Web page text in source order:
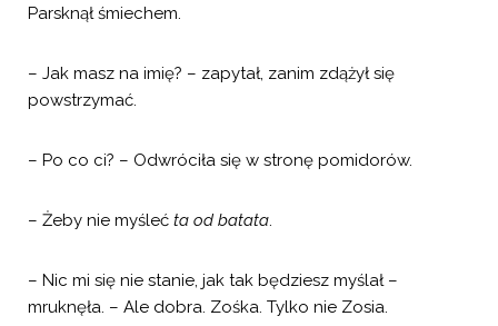
Parsknął śmiechem.
– Jak masz na imię? – zapytał, zanim zdążył się
powstrzymać.
– Po co ci? – Odwróciła się w stronę pomidorów.
– Żeby nie myśleć ta od batata.
– Nic mi się nie stanie, jak tak będziesz myślał –
mruknęła. – Ale dobra. Zośka. Tylko nie Zosia.